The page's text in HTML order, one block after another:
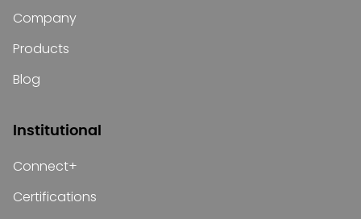
Company
Products
Blog
Institutional
Connect+
Certifications